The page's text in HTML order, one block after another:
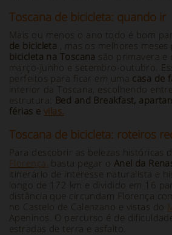
Toscana de bicicleta: quando ir
Mais ou menos o ano todo é bom
de bicicleta , mas os melhores meses
bicicleta na Toscana são primavera
março-junho e setembro-outubro.
perfeitos para ficar em uma casa de
interior da Toscana, escolhendo
estrutura: Bed and Breakfast,
férias e vilas.
Toscana de bicicleta: roteiros
Para descobrir as belezas históricas
Florença, basta pegar o Anel da
itinerário de interesse naturalista e
longo de 172 km e dividido em 16
distância que circundam Florença
no Castelo de Calenzano e vistas do
Apeninos. O percurso é de
estradas de terra e asfalto.